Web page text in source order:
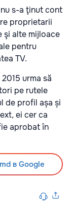
s-a ţinut cont
proprietarii
şi alte mijloace
pentru
TV.
urma să
pe rutele
de profil așa și
ei cer ca
aprobat în
в Google